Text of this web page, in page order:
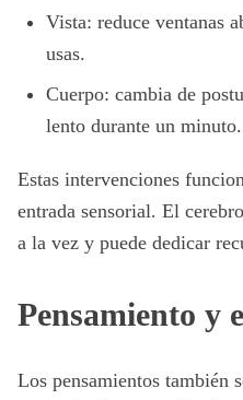
Vista: reduce ventanas
usas.
Cuerpo: cambia de
lento durante un minuto.
Estas intervenciones
entrada sensorial. El
a la vez y puede dedicar
Pensamiento y
Los pensamientos también